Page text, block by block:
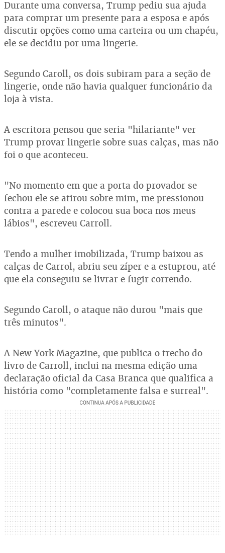
Durante uma conversa, Trump pediu sua ajuda
para comprar um presente para a esposa e após
discutir opções como uma carteira ou um chapéu,
ele se decidiu por uma lingerie.
Segundo Caroll, os dois subiram para a seção de
lingerie, onde não havia qualquer funcionário da
loja à vista.
A escritora pensou que seria "hilariante" ver
Trump provar lingerie sobre suas calças, mas não
foi o que aconteceu.
"No momento em que a porta do provador se
fechou ele se atirou sobre mim, me pressionou
contra a parede e colocou sua boca nos meus
lábios", escreveu Carroll.
Tendo a mulher imobilizada, Trump baixou as
calças de Carrol, abriu seu zíper e a estuprou, até
que ela conseguiu se livrar e fugir correndo.
Segundo Caroll, o ataque não durou "mais que
três minutos".
A New York Magazine, que publica o trecho do
livro de Carroll, inclui na mesma edição uma
declaração oficial da Casa Branca que qualifica a
história como "completamente falsa e surreal".